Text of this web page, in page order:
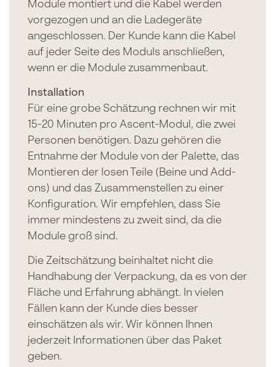
Module montiert und die Kabel werden
vorgezogen und an die Ladegeräte
angeschlossen. Der Kunde kann die Kabel
auf jeder Seite des Moduls anschließen,
wenn er die Module zusammenbaut.
Installation
Für eine grobe Schätzung rechnen wir mit
15-20 Minuten pro Ascent-Modul, die zwei
Personen benötigen. Dazu gehören die
Entnahme der Module von der Palette, das
Montieren der losen Teile (Beine und Add-
ons) und das Zusammenstellen zu einer
Konfiguration. Wir empfehlen, dass Sie
immer mindestens zu zweit sind, da die
Module groß sind.
Die Zeitschätzung beinhaltet nicht die
Handhabung der Verpackung, da es von der
Fläche und Erfahrung abhängt. In vielen
Fällen kann der Kunde dies besser
einschätzen als wir. Wir können Ihnen
jederzeit Informationen über das Paket
geben.